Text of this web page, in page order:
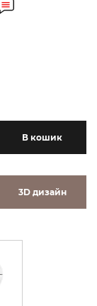
В кошик
3D дизайн